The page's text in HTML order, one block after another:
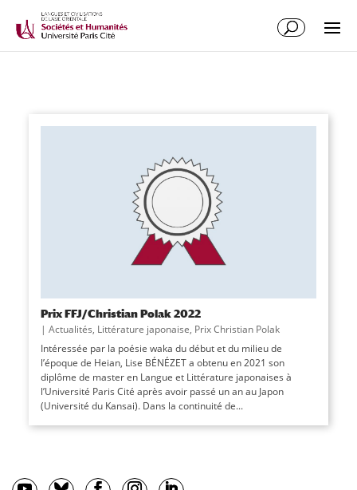
Prix FFJ/Christian Polak 2022
| Actualités, Littérature japonaise, Prix Christian Polak
Intéressée par la poésie waka du début et du milieu de
l’époque de Heian, Lise BÉNÉZET a obtenu en 2021 son
diplôme de master en Langue et Littérature japonaises à
l’Université Paris Cité après avoir passé un an au Japon
(Université du Kansai). Dans la continuité de...